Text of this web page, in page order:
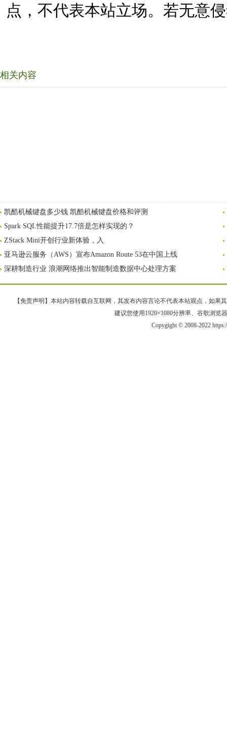
点，不代表本站立场。若无意
相关内容
凯酷机械键盘多少钱 凯酷机械键盘价格和评测
Spark SQL性能提升17.7倍是怎样实现的？
ZStack Mini开创行业新体验，入
亚马逊云服务（AWS）宣布Amazon Route 53在中国上线
深耕制造行业 浪潮网络推出智能制造数据中心处理方案
【免责声明】本站内容转载自互联网，其发布内容言论不代表本站观点，如果
建议您使用1920×1080分辨率、谷歌浏览
Copygight © 2008-2022